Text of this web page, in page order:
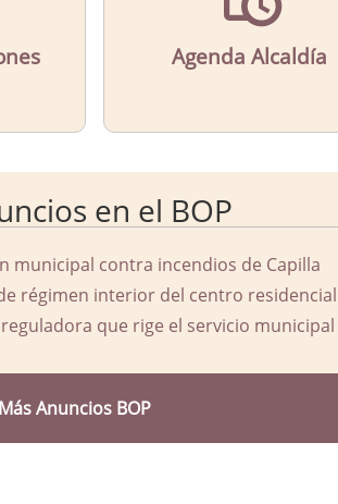
Agenda Alcaldía
en el BOP
municipal contra incendios de Capilla
régimen interior del centro
que rige el servicio
Más Anuncios BOP